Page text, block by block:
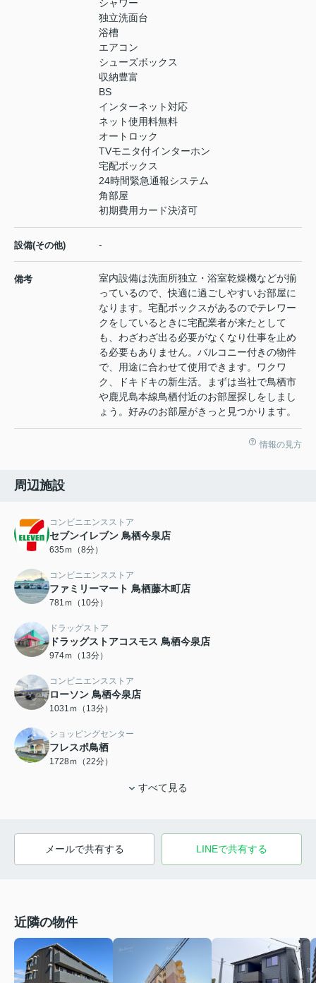
シャワー
独立洗面台
浴槽
エアコン
シューズボックス
収納豊富
BS
インターネット対応
ネット使用料無料
オートロック
TVモニタ付インターホン
宅配ボックス
24時間緊急通報システム
角部屋
初期費用カード決済可
設備(その他) -
備考
室内設備は洗面所独立・浴室乾燥機などが揃
っているので、快適に過ごしやすいお部屋に
なります。宅配ボックスがあるのでテレワー
クをしているときに宅配業者が来たとして
も、わざわざ出る必要がなくなり仕事を止め
る必要もありません。バルコニー付きの物件
で、用途に合わせて使用できます。ワクワ
ク、ドキドキの新生活。まずは当社で鳥栖市
や鹿児島本線鳥栖付近のお部屋探しをしまし
ょう。好みのお部屋がきっと見つかります。
情報の見方
周辺施設
コンビニエンスストア
セブンイレブン 鳥栖今泉店
635ｍ（8分）
コンビニエンスストア
ファミリーマート 鳥栖藤木町店
781ｍ（10分）
ドラッグストア
ドラッグストアコスモス 鳥栖今泉店
974ｍ（13分）
コンビニエンスストア
ローソン 鳥栖今泉店
1031ｍ（13分）
ショッピングセンター
フレスポ鳥栖
1728ｍ（22分）
すべて見る
メールで共有する LINEで共有する
近隣の物件